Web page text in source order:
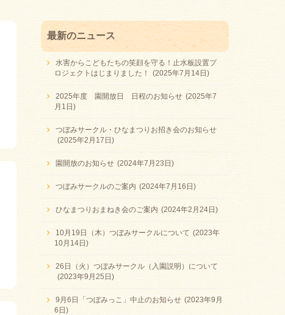
最新のニュース
水害からこどもたちの笑顔を守る！止水板設置プ
ロジェクトはじまりました！
(2025年7月14日)
2025年度 園開放日 日程のお知らせ (2025年7
月1日)
つぼみサークル・ひなまつりお招き会のお知らせ
(2025年2月17日)
園開放のお知らせ (2024年7月23日)
つぼみサークルのご案内 (2024年7月16日)
ひなまつりおまねき会のご案内 (2024年2月24日)
10月19日（木）つぼみサークルについて (2023年
10月14日)
26日（火）つぼみサークル（入園説明）について
(2023年9月25日)
9月6日「つぼみっこ」中止のお知らせ (2023年9月
6日)